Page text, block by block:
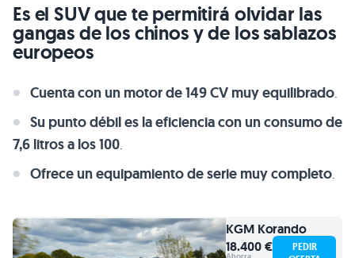
Su punto débil es la eficiencia con un consumo de
7,6 litros a los 100.
Ofrece un equipamiento de serie muy completo
KGMKorando
viejo conocido, pero sigue siendo una alternativa
muy equilibrada. Así lo demuestra su mecánica,